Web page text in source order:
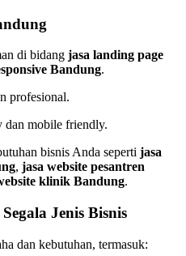
di bidang jasa landing page
Bandung.
profesional.
dan mobile friendly.
bisnis Anda seperti jasa
, jasa website pesantren
klinik Bandung.
Jenis Bisnis
dan kebutuhan, termasuk: